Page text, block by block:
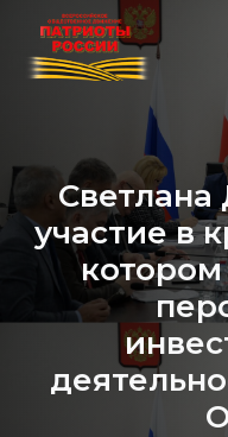
Светлана
участие в